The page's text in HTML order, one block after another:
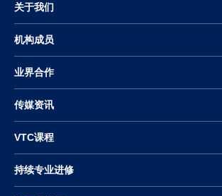
关于我们
机构成员
业界合作
传媒资讯
VTC课程
持续专业进修